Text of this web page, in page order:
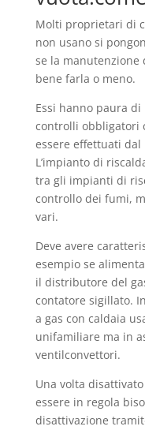
Molti proprietari di
non usano si
se la manutenzione
bene farla o meno.
Essi hanno paura
controlli obbligatori
essere effettuati
L’impianto di
tra gli impianti di
controllo dei fumi,
vari.
Deve avere
esempio se
il distributore del
contatore sigillato.
a gas con caldaia
unifamiliare ma in
ventilconvettori.
Una volta
essere in regola
disattivazione